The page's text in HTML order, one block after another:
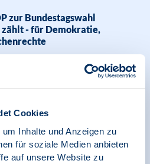
Cookies
Inhalte und Anzeigen zu
für soziale Medien anbieten
auf unsere Website zu
zur Bundestagswahl
zählt - für Demokratie,